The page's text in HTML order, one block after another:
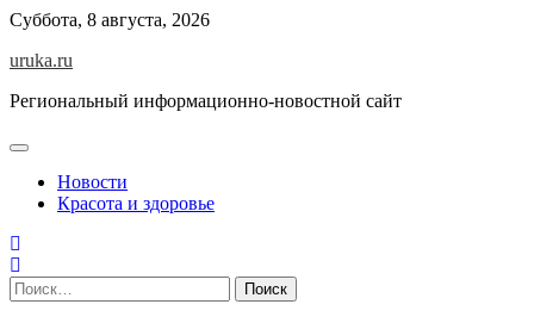
Skip
content
Суббота, 8 августа, 2026
uruka.ru
Региональный информационно-новостной сайт
Новости
Красота и здоровье
Найти: